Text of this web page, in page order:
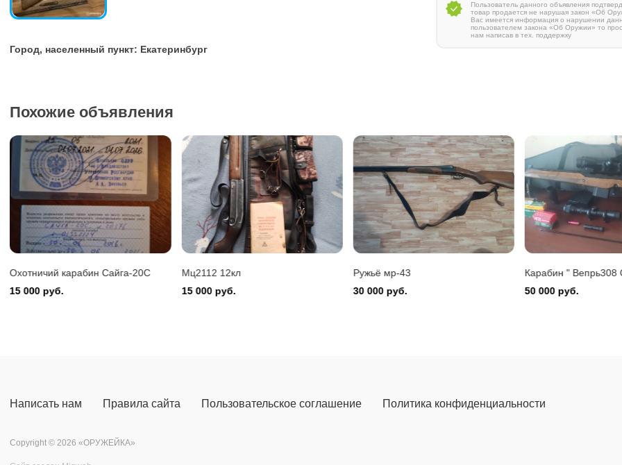
Город, населенный пункт: Екатеринбург
Пользователь данного объявления
товар продается не нарушая закон «Об
Вас имеется информация о нарушении
пользователем закона «Об Оружии» то
нам написав в тех. поддержку
Похожие объявления
Охотничий карабин Сайга-20С
15 000 руб.
Мц2112 12кл
15 000 руб.
Ружьё мр-43
30 000 руб.
Карабин " Вепрь308
50 000 руб.
Benelli Montefeltro 12/76
150 000 руб.
Написать нам Правила сайта Пользовательское соглашение Политика конфиденциальности
Copyright © 2026 «ОРУЖЕЙКА»